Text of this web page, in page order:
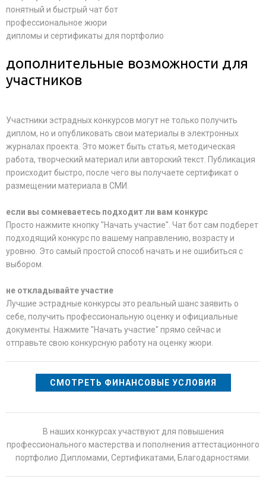
понятный и быстрый чат бот
профессиональное жюри
дипломы и сертификаты для портфолио
дополнительные возможности для
участников
Участники эстрадных конкурсов могут не только получить
диплом, но и опубликовать свои материалы в электронных
журналах проекта. Это может быть статья, методическая
работа, творческий материал или авторский текст. Публикация
происходит быстро, после чего вы получаете сертификат о
размещении материала в СМИ.
если вы сомневаетесь подходит ли вам конкурс
Просто нажмите кнопку "Начать участие". Чат бот сам подберет
подходящий конкурс по вашему направлению, возрасту и
уровню. Это самый простой способ начать и не ошибиться с
выбором.
не откладывайте участие
Лучшие эстрадные конкурсы это реальный шанс заявить о
себе, получить профессиональную оценку и официальные
документы. Нажмите "Начать участие" прямо сейчас и
отправьте свою конкурсную работу на оценку жюри.
СМОТРЕТЬ ФИНАНСОВЫЕ УСЛОВИЯ
В наших конкурсах участвуют для повышения
профессионального мастерства и пополнения аттестационного
портфолио Дипломами, Сертификатами, Благодарностями.